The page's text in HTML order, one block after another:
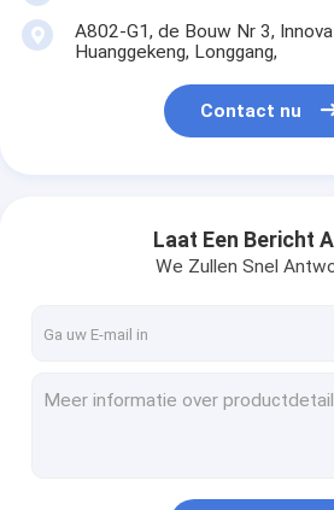
A802-G1, de Bouw Nr 3,
Huanggekeng, Longgang,
Contact nu
Laat Een Bericht
We Zullen Snel